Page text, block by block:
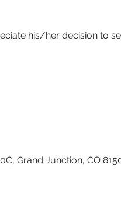
his/her decision to
Grand Junction, CO